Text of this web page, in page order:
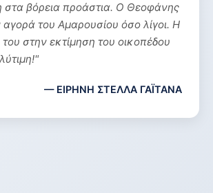
στα βόρεια προάστια. Ο Θεοφάνης
αγορά του Αμαρουσίου όσο λίγοι. Η
στην εκτίμηση του οικοπέδου
— ΕΙΡΗΝΗ ΣΤΕΛΛΑ ΓΑΪΤΑΝΑ